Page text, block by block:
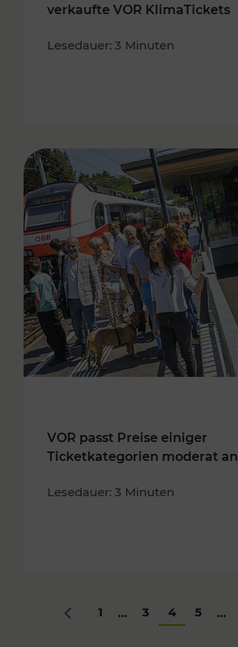
verkaufte VOR KlimaTickets
Lesedauer: 3 Minuten
VOR passt Preise einiger
Ticketkategorien moderat an
Lesedauer: 3 Minuten
Zurück
1 ... 3 4 5 ...